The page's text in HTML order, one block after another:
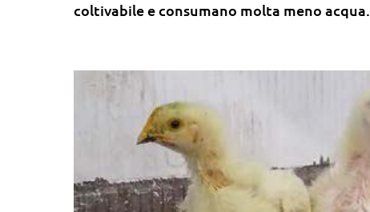
coltivabile e consumano molta meno acqua.